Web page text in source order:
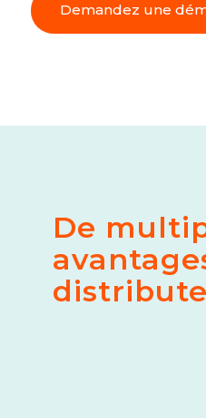
Demandez une
De